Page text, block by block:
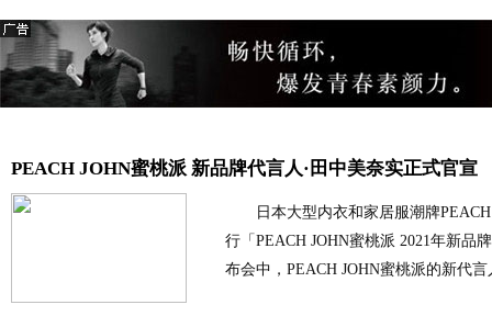
PEACH JOHN蜜桃派 新品牌代言人·田中美奈实正式官宣
日本大型内衣和家居服潮牌PEACH
行「PEACH JOHN蜜桃派 2021年新
布会中，PEACH JOHN蜜桃派的新代